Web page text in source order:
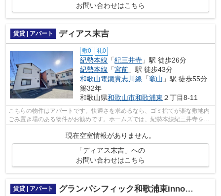
お問い合わせはこちら
賃貸 | アパート ディアス末吉
敷0 礼0
紀勢本線 「紀三井寺 」駅 徒歩26分
紀勢本線 「宮前 」駅 徒歩43分
和歌山電鐵貴志川線 「竈山 」駅 徒歩55分
築32年
和歌山県和歌山市和歌浦東 ２丁目8-11
こちらの物件はアパートです。快適さを求めるなら、ゴミ捨てが楽な敷地内
ごみ置き場のある物件がお勧めです。ホームズでは、紀勢本線紀三井寺を中
現在空室情報がありません。
「ディアス末吉」への
お問い合わせはこちら
賃貸 | アパート グランパシフィック和歌浦東innovation